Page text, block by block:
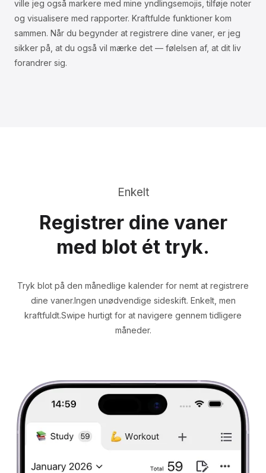
ville jeg også markere med mine yndlingsemojis, tilføje noter
og visualisere med rapporter. Kraftfulde funktioner kom
sammen. Når du begynder at registrere dine vaner, er jeg
sikker på, at du også vil mærke det — følelsen af, at dit liv
forandrer sig.
Enkelt
Registrer dine vaner
med blot ét tryk.
Tryk blot på den månedlige kalender for nemt at registrere
dine vaner.Ingen unødvendige sideskift. Enkelt, men
kraftfuldt.Swipe hurtigt for at navigere gennem tidligere
måneder.